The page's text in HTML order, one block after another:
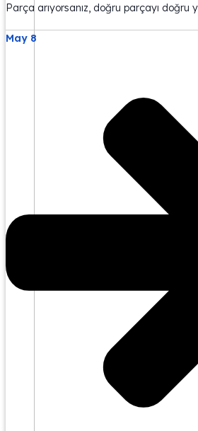
Parça arıyorsanız, doğru parçayı doğru
May 8